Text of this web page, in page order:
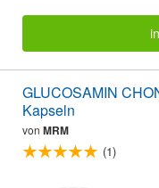
GLUCOSAMIN
Kapseln
von MRM
(1)